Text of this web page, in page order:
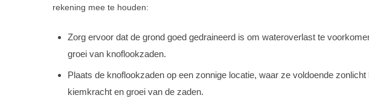
rekening mee te houden:
Zorg ervoor dat de grond goed gedraineerd is om wateroverlast te
groei van knoflookzaden.
Plaats de knoflookzaden op een zonnige locatie, waar ze voldoende
kiemkracht en groei van de zaden.